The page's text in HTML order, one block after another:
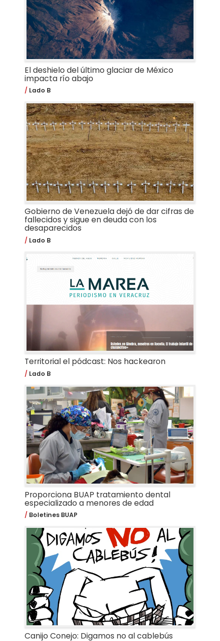
El deshielo del último glaciar de México
impacta río abajo
Lado B
Gobierno de Venezuela dejó de dar cifras de
fallecidos y sigue en deuda con los
desaparecidos
Lado B
Territorial el pódcast: Nos hackearon
Lado B
Proporciona BUAP tratamiento dental
especializado a menores de edad
Boletines BUAP
Canijo Conejo: Digamos no al cablebús